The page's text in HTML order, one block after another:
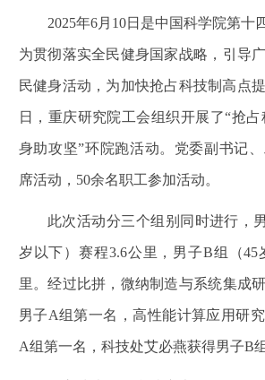
2025年6月10日是中国科学院第十
为贯彻落实全民健身国家战略，引导
民健身活动，为加快抢占科技制高点
日，重庆研究院工会组织开展了“抢
身助攻坚”环院跑活动。党委副书记
席活动， 50余名职工参加活动。
此次活动分三个组别同时进行，
岁以下）赛程3.6公里，男子B组（45
里。经过比拼，微纳制造与系统集成
男子A组第一名，高性能计算应用研
A组第一名，科技处艾必燕获得男子B